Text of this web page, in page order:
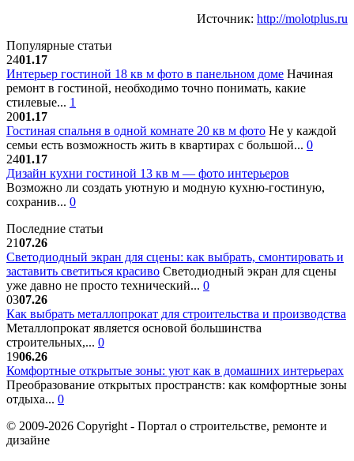
Источник: http://molotplus.ru
Популярные статьи
2401.17
Интерьер гостиной 18 кв м фото в панельном доме Начиная
ремонт в гостиной, необходимо точно понимать, какие
стилевые... 1
2001.17
Гостиная спальня в одной комнате 20 кв м фото Не у каждой
семьи есть возможность жить в квартирах с большой... 0
2401.17
Дизайн кухни гостиной 13 кв м — фото интерьеров
Возможно ли создать уютную и модную кухню-гостиную,
сохранив... 0
Последние статьи
2107.26
Светодиодный экран для сцены: как выбрать, смонтировать и
заставить светиться красиво Светодиодный экран для сцены
уже давно не просто технический... 0
0307.26
Как выбрать металлопрокат для строительства и производства
Металлопрокат является основой большинства
строительных,... 0
1906.26
Комфортные открытые зоны: уют как в домашних интерьерах
Преобразование открытых пространств: как комфортные зоны
отдыха... 0
© 2009-2026 Copyright - Портал о строительстве, ремонте и
дизайне